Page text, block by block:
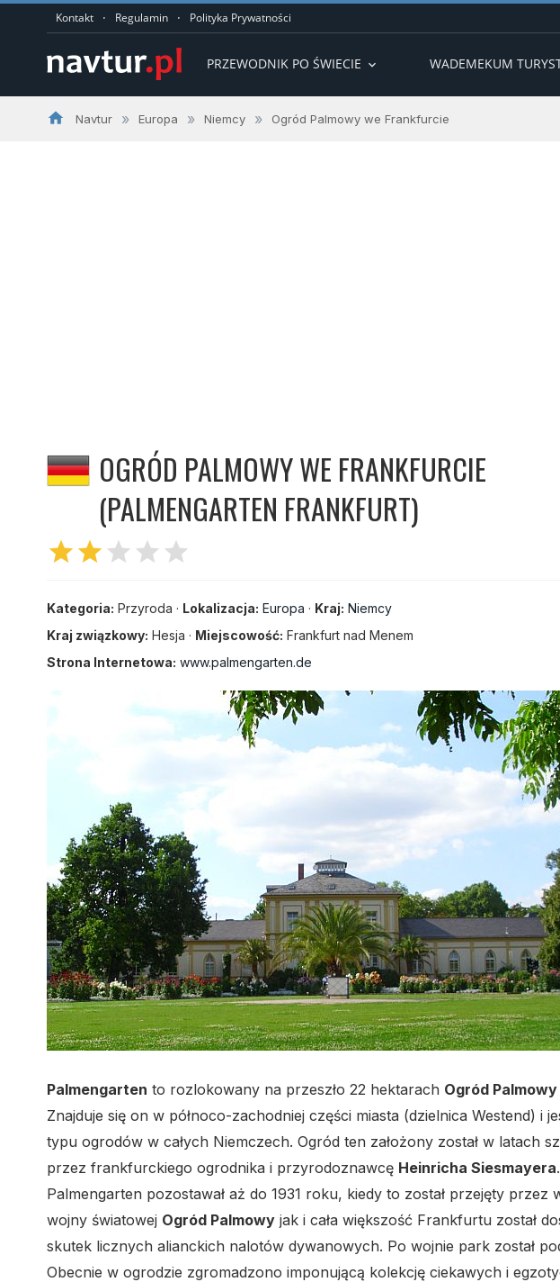
Kontakt · Regulamin · Polityka Prywatności
PRZEWODNIK PO ŚWIECIE expand_more WADEMEKUM
home Navtur » Europa » Niemcy » Ogród Palmowy we Frankfurcie
OGRÓD PALMOWY WE FRANKFURCIE
(PALMENGARTEN FRANKFURT)
starstar star star star
Kategoria: Przyroda · Lokalizacja: Europa · Kraj: Niemcy
Kraj związkowy: Hesja · Miejscowość: Frankfurt nad Menem
Strona Internetowa: www.palmengarten.de
Palmengarten to rozlokowany na przeszło 22 hektarach Ogród Palmowy
Znajduje się on w północo-zachodniej części miasta (dzielnica Westend) i
typu ogrodów w całych Niemczech. Ogród ten założony został w latach
przez frankfurckiego ogrodnika i przyrodoznawcę Heinricha Siesmayera
Palmengarten pozostawał aż do 1931 roku, kiedy to został przejęty przez
wojny światowej Ogród Palmowy jak i cała większość Frankfurtu został
skutek licznych alianckich nalotów dywanowych. Po wojnie park został
Obecnie w ogrodzie zgromadzono imponującą kolekcję ciekawych i